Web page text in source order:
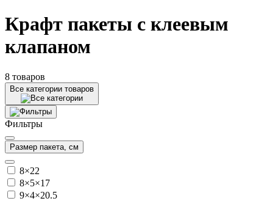
Крафт пакеты с клеевым
клапаном
8 товаров
Все категории товаров
Фильтры
Размер пакета, см
8×22
8×5×17
9×4×20.5